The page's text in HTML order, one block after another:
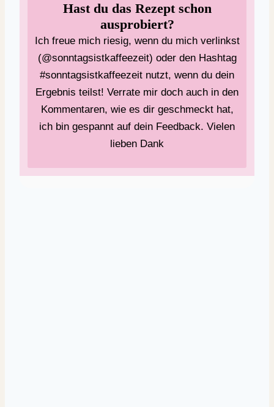
Hast du das Rezept schon
ausprobiert?
Ich freue mich riesig, wenn du mich verlinkst
(@sonntagsistkaffeezeit) oder den Hashtag
#sonntagsistkaffeezeit nutzt, wenn du dein
Ergebnis teilst! Verrate mir doch auch in den
Kommentaren, wie es dir geschmeckt hat,
ich bin gespannt auf dein Feedback. Vielen
lieben Dank